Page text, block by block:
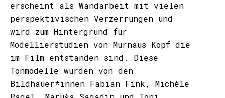
erscheint als Wandarbeit mit vielen
perspektivischen Verzerrungen und
wird zum Hintergrund für
Modellierstudien von Murnaus Kopf die
im Film entstanden sind. Diese
Tonmodelle wurden von den
Bildhauer*innen Fabian Fink, Michèle